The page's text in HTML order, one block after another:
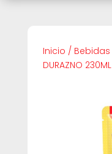
Inicio / Bebidas
DURAZNO 230ML